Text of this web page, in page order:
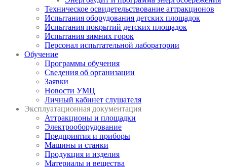
Техническое освидетельствование аттракционов
Испытания оборудования детских площадок
Испытания покрытий детских площадок
Испытания зимних горок
Персонал испытательной лаборатории
Обучение
Программы обучения
Сведения об организации
Заявки
Новости УМЦ
Личный кабинет слушателя
Эксплуатационная документация
Аттракционы и площадки
Электрооборудование
Предприятия и приборы
Машины и станки
Продукция и изделия
Материалы и вещества